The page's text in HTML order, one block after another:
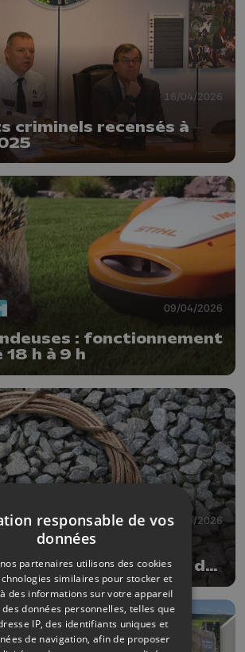
16/04/2026
criminels recensés à
09/04/2026
: fonctionnement
h à 9 h
23/03/2026
ou vols de câbles
en 2025 en province de
responsable de vos
données
partenaires utilisons des cookies
similaires pour stocker et
des informations sur votre appareil
données personnelles, telles que
IP, des identifiants uniques et
de navigation, afin de proposer